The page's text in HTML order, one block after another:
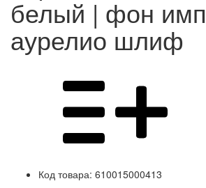
белый | фон
аурелио шлиф
Код товара: 610015000413